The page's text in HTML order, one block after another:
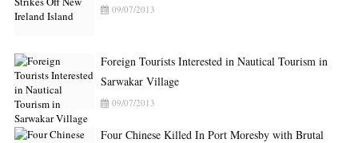
09/07/2013
Foreign Tourists Interested in Nautical Tourism in
Sarwakar Village
09/07/2013
Four Chinese Killed In Port Moresby with Brutal